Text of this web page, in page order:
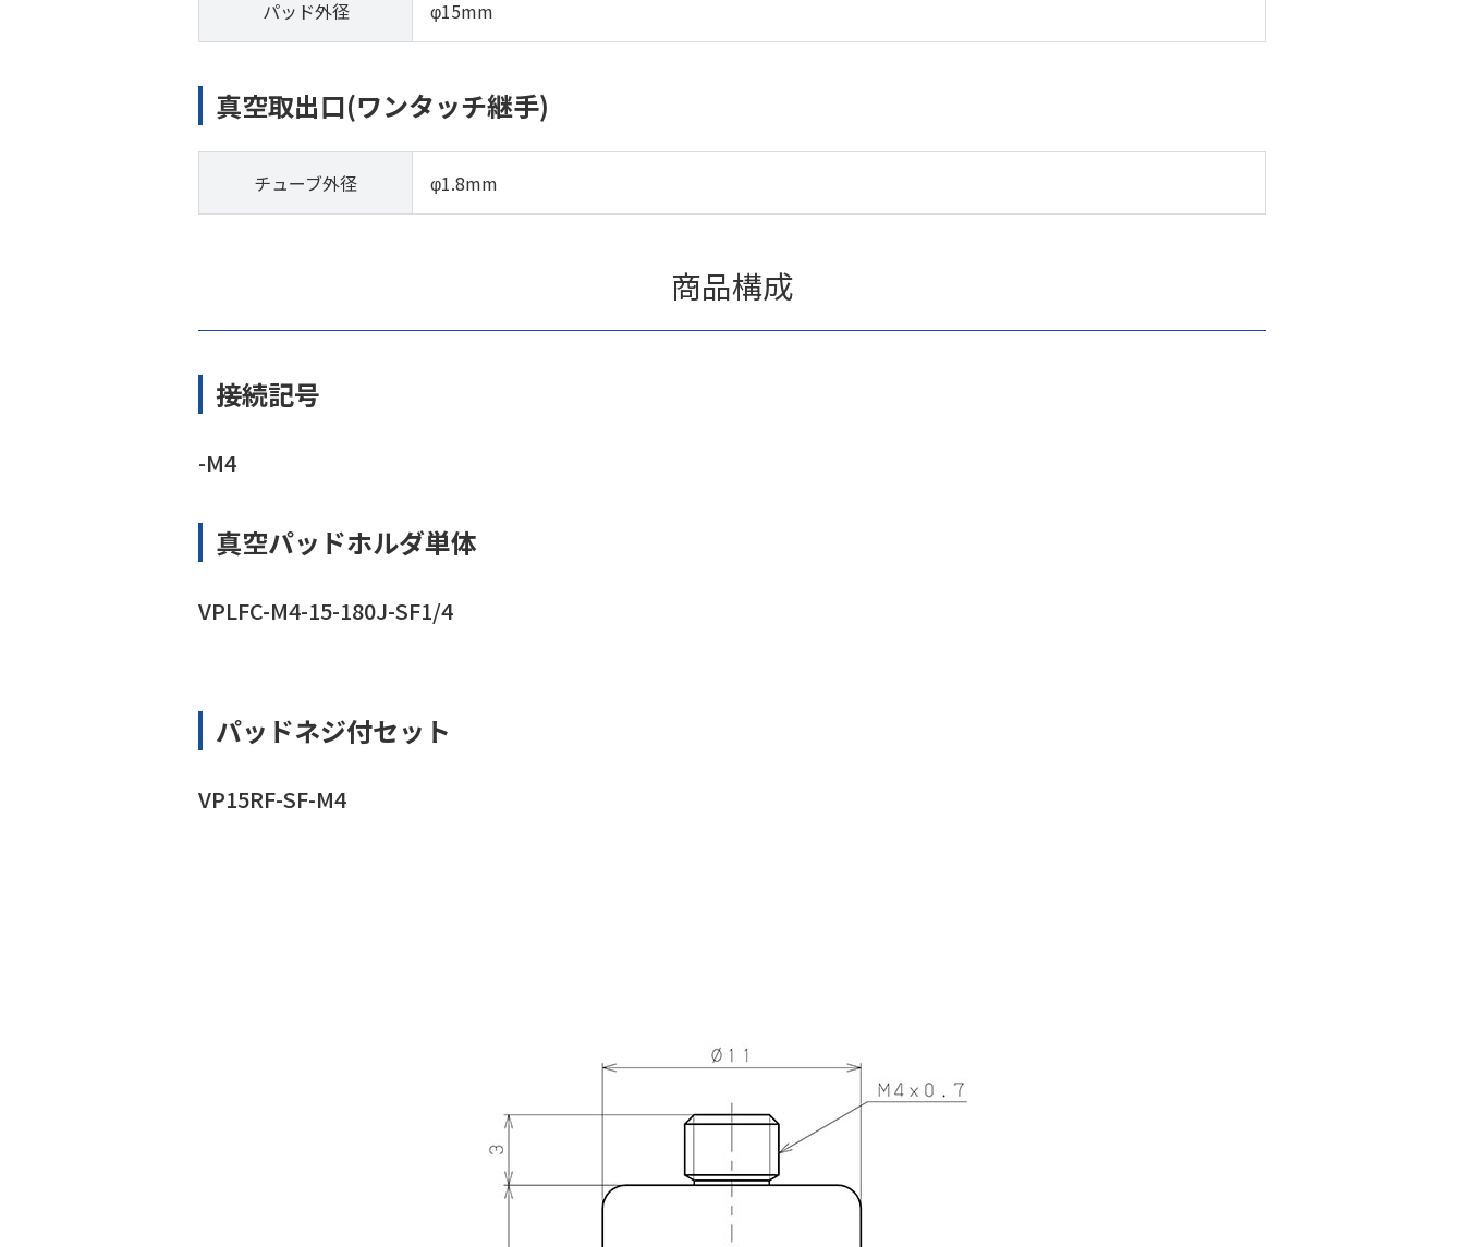
パッド外径 φ15mm
真空取出口(ワンタッチ継手)
チューブ外径 φ1.8mm
商品構成
接続記号
-M4
真空パッドホルダ単体
VPLFC-M4-15-180J-SF1/4
パッドネジ付セット
VP15RF-SF-M4